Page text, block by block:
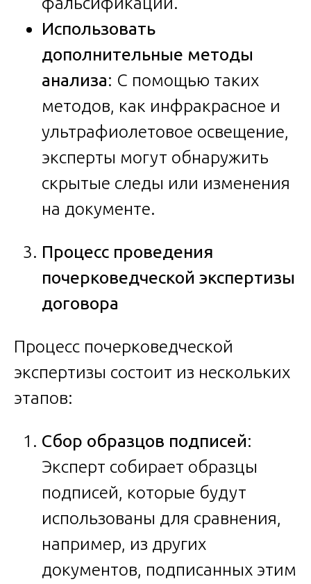
Использовать
дополнительные методы
анализа: С помощью таких
методов, как инфракрасное и
ультрафиолетовое освещение,
эксперты могут обнаружить
скрытые следы или изменения
на документе.
Процесс проведения
почерковедческой экспертизы
договора
Процесс почерковедческой
экспертизы состоит из нескольких
этапов:
Сбор образцов подписей:
Эксперт собирает образцы
подписей, которые будут
использованы для сравнения,
например, из других
документов, подписанных этим